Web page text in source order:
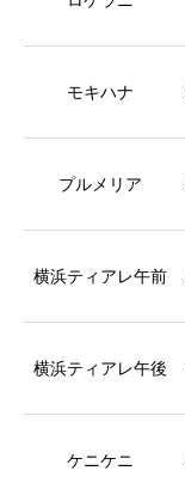
モキハナ
プルメリア
横浜ティアレ午前
横浜ティアレ午後
ケニケニ